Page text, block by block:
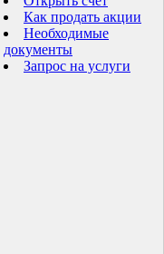
Как продать акции
Необходимые
документы
Запрос на услуги